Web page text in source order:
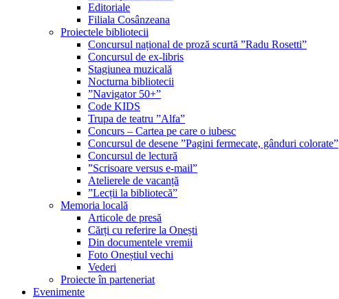
Editoriale
Filiala Cosânzeana
Proiectele bibliotecii
Concursul național de proză scurtă ”Radu Rosetti”
Concursul de ex-libris
Stagiunea muzicală
Nocturna bibliotecii
”Navigator 50+”
Code KIDS
Trupa de teatru ”Alfa”
Concurs – Cartea pe care o iubesc
Concursul de desene ”Pagini fermecate, gânduri colorate”
Concursul de lectură
”Scrisoare versus e-mail”
Atelierele de vacanță
”Lecții la bibliotecă”
Memoria locală
Articole de presă
Cărți cu referire la Onești
Din documentele vremii
Foto Oneștiul vechi
Vederi
Proiecte în parteneriat
Evenimente